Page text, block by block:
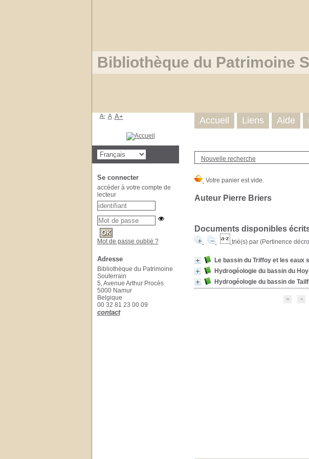
Bibliothèque du Patrimoine
Nouvelle recherche
Auteur Pierre Briers
Documents disponibles
trié(s) par (Pertinence
Le bassin du Triffoy et les eaux
Hydrogéologie du bassin du
Hydrogéologie du bassin de
Accueil Liens Aide
A- A A+
Se connecter
accéder à votre compte de
lecteur
Mot de passe oublié ?
Adresse
Bibliothèque du Patrimoine
Souterrain
5, Avenue Arthur Procès
5000 Namur
Belgique
00 32 81 23 00 09
contact